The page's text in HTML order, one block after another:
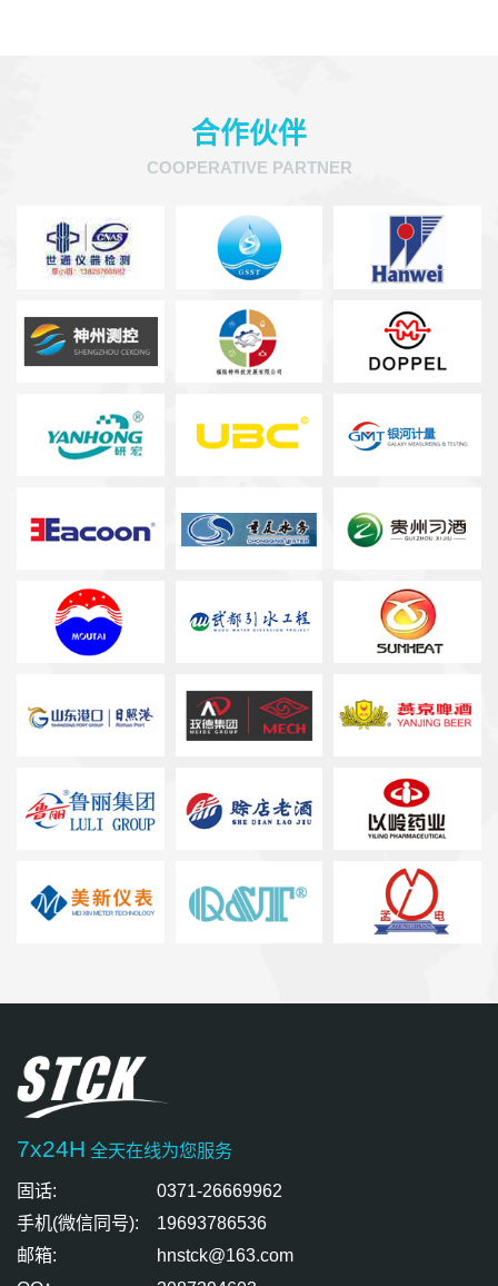
合作伙伴
COOPERATIVE PARTNER
7x24H 全天在线为您服务
固话:
0371-26669962
手机(微信同号):
19693786536
邮箱:
hnstck@163.com